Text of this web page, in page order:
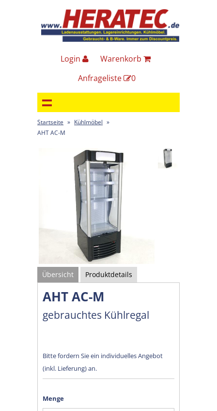
Login
Warenkorb
Anfrageliste
0
Startseite » Kühlmöbel »
AHT AC-M
Übersicht Produktdetails
AHT AC-M
gebrauchtes Kühlregal
Bitte fordern Sie ein individuelles Angebot
(inkl. Lieferung) an.
Menge